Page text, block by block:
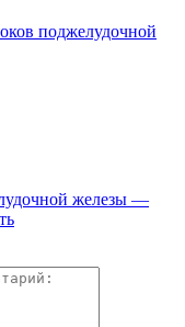
поджелудочной
железы —